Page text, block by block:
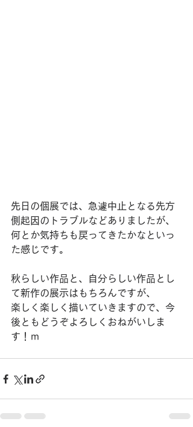
先日の個展では、急遽中止となる先方
側起因のトラブルなどありましたが、
何とか気持ちも戻ってきたかなといっ
た感じです。
秋らしい作品と、自分らしい作品とし
て新作の展示はもちろんですが、
楽しく楽しく描いていきますので、今
後ともどうぞよろしくおねがいしま
す！ｍ